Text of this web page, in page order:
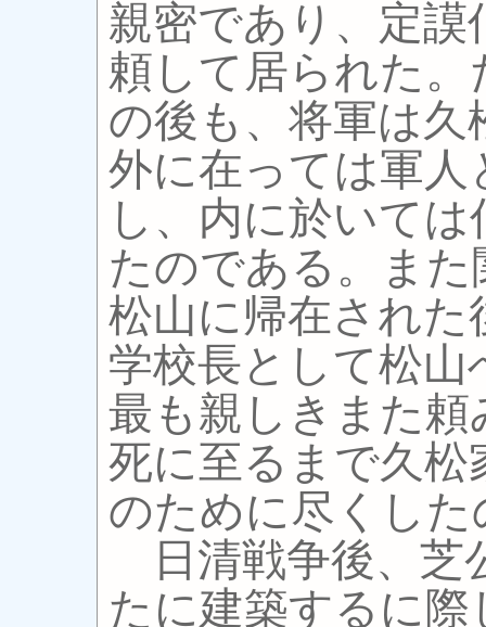
親密であり、定
頼して居られた
の後も、将軍は
外に在っては軍
し、内に於いて
たのである。ま
松山に帰在された
学校長として松
最も親しきまた
死に至るまで久
のために尽くし
日清戦争後、芝
たに建築するに